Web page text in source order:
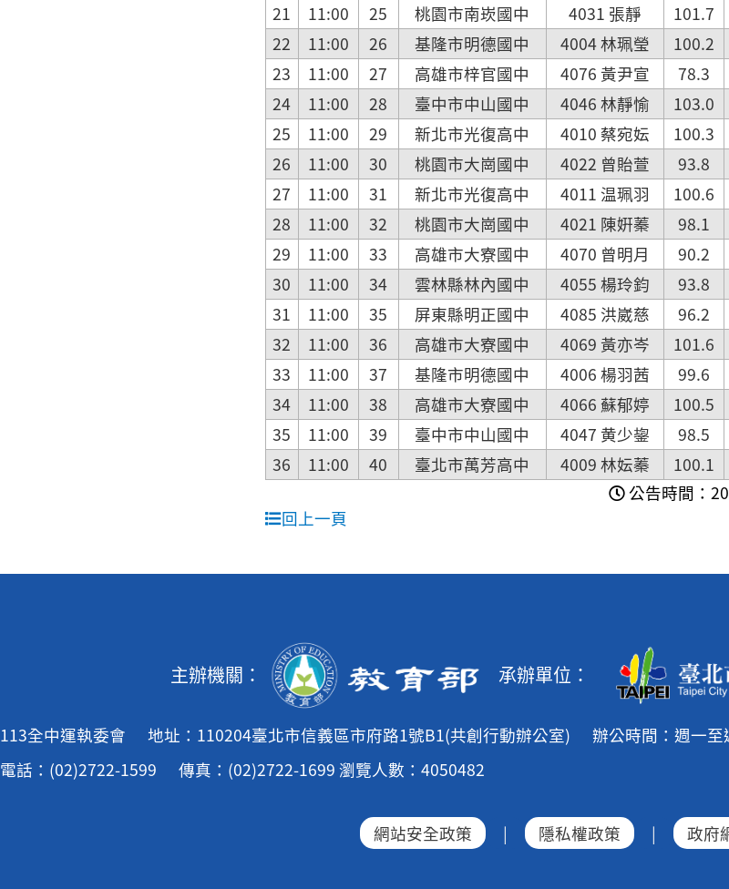
21
11:00 25 桃園市南崁國中 4031 張靜 101.7
22
11:00 26 基隆市明德國中 4004 林珮瑩 100.2
23
11:00 27 高雄市梓官國中 4076 黃尹宣 78.3
24
11:00 28 臺中市中山國中 4046 林靜愉 103.0
25
11:00 29 新北市光復高中 4010 蔡宛妘 100.3
26
11:00 30 桃園市大崗國中 4022 曾貽萱 93.8
27
11:00 31 新北市光復高中 4011 温珮羽 100.6
28
11:00 32 桃園市大崗國中 4021 陳姸蓁 98.1
29
11:00 33 高雄市大寮國中 4070 曾明月 90.2
30
11:00 34 雲林縣林內國中 4055 楊玲鈞 93.8
31
11:00 35 屏東縣明正國中 4085 洪崴慈 96.2
32
11:00 36 高雄市大寮國中 4069 黃亦岑 101.6
33
11:00 37 基隆市明德國中 4006 楊羽茜 99.6
34
11:00 38 高雄市大寮國中 4066 蘇郁婷 100.5
35
11:00 39 臺中市中山國中 4047 黄少鋆 98.5
36
11:00 40 臺北市萬芳高中 4009 林妘蓁 100.1
公告時間：
回上一頁
主辦機關： 承辦單位：
113全中運執委會 地址：110204臺北市信義區市府路1號B1(共創行動辦公室) 辦公時間：週一
電話：(02)2722-1599
傳真：(02)2722-1699 瀏覽人數：4050482
網站安全政策 | 隱私權政策 | 政府